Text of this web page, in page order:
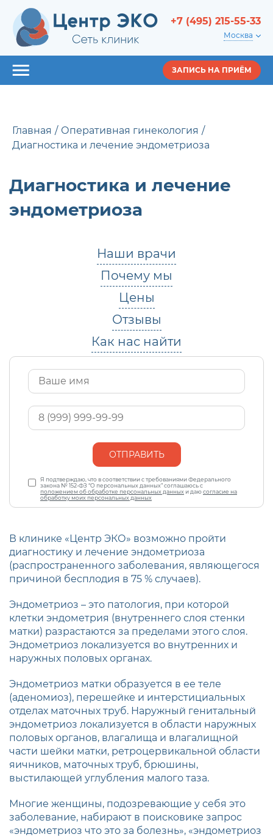
+7 (495) 215-55-33
Москва
ЗАПИСЬ НА ПРИЁМ
Главная
Оперативная гинекология
Диагностика и лечение эндометриоза
Диагностика и лечение
эндометриоза
Наши врачи
Почему мы
Цены
Отзывы
Как нас найти
Имя
*
Ваш
телефон
Персональные
данные
Я подтверждаю, что в соответствии с требованиями Федерального
закона № 152-ФЗ “О персональных данных” соглашаюсь с
положением об обработке персональных данных и даюсогласие на
обработку моих персональных данных
В клинике «Центр ЭКО» возможно пройти
диагностику и лечение эндометриоза
(распространенного заболевания, являющегося
причиной бесплодия в 75 % случаев).
Эндометриоз – это патология, при которой
клетки эндометрия (внутреннего слоя стенки
матки) разрастаются за пределами этого слоя.
Эндометриоз локализуется во внутренних и
наружных половых органах.
Эндометриоз матки образуется в ее теле
(аденомиоз), перешейке и интерстициальных
отделах маточных труб. Наружный генитальный
эндометриоз локализуется в области наружных
половых органов, влагалища и влагалищной
части шейки матки, ретроцервикальной области
яичников, маточных труб, брюшины,
выстилающей углубления малого таза.
Многие женщины, подозревающие у себя это
заболевание, набирают в поисковике запрос
«эндометриоз что это за болезнь», «эндометриоз